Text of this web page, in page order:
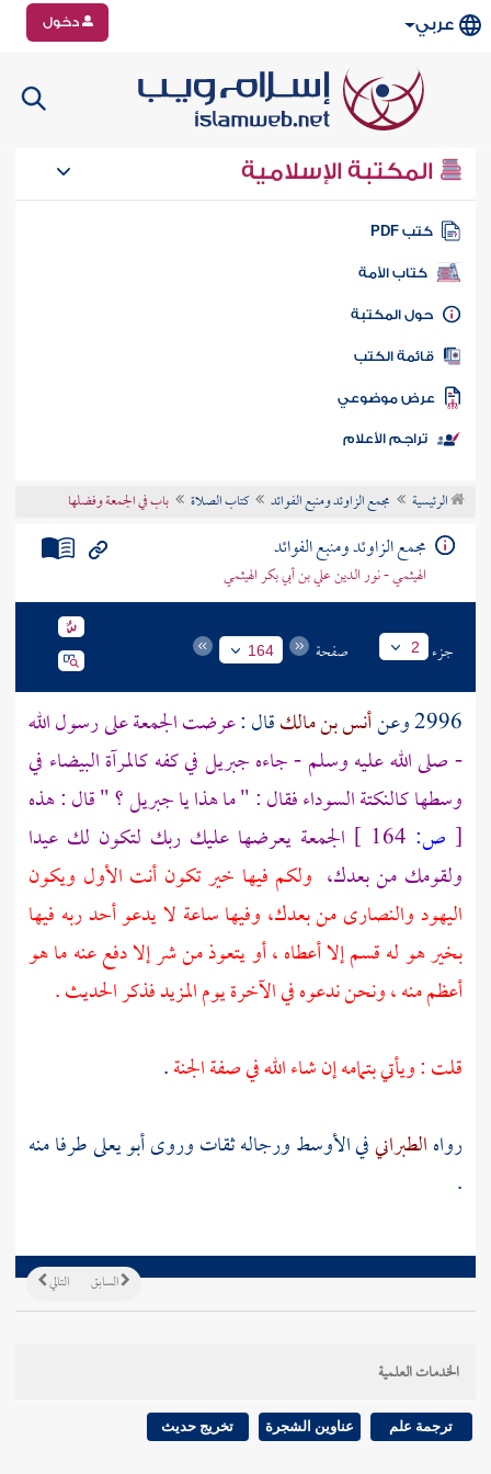
عربي دخول
المكتبة الإسلامية
كتب PDF
كتاب الأمة
المكتبة
الكتب
موضوعي
تراجم الأعلام
الرئيسية مجمع الزاوئد ومنبع الفوائد كتاب الصلاة باب في الجمعة وفضلها
مجمع الزاوئد ومنبع الفوائد
الهيثمي - نور الدين علي بن أبي بكر الهيثمي
جزء 2 صفحة 164
2996 وعن أنس بن مالكقال :عرضت الجمعة على رسول الله
- صلى الله عليه وسلم - جاءهجبريلفي كفه كالمرآة البيضاء في
وسطها كالنكتة السوداء فقال : " ما هذا ياجبريل؟ " قال : هذه
[ ص:
الجمعة يعرضها عليك ربك لتكون لك عيدا
ولقومك من بعدك، ولكم فيها خير تكون أنت الأول ويكون
اليهود والنصارى من بعدك، وفيها ساعة لا يدعو أحد ربه فيها
بخير هو له قسم إلا أعطاه ، أو يتعوذ من شر إلا دفع عنه ما هو
أعظم منه ، ونحن ندعوه في الآخرة يوم المزيد فذكر الحديث .
قلت : ويأتي بتمامه إن شاء الله في صفة الجنة.
رواهالطبرانيفي الأوسط ورجاله ثقات وروىأبو يعلىطرفا منه
.
التالي السابق
الخدمات العلمية
ترجمة علم عناوين الشجرة تخريج حديث